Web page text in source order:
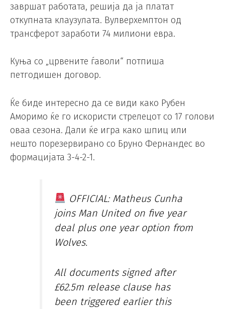
завршат работата, решија да ја платат
откупната клаузулата. Вулверхемптон од
трансферот заработи 74 милиони евра.
Куња со „црвените ѓаволи“ потпиша
петгодишен договор.
Ќе биде интересно да се види како Рубен
Аморимо ќе го искористи стрелецот со 17 голови
оваа сезона. Дали ќе игра како шпиц или
нешто порезервирано со Бруно Фернандес во
формацијата 3-4-2-1.
OFFICIAL: Matheus Cunha
joins Man United on five year
deal plus one year option from
Wolves.
All documents signed after
£62.5m release clause has
been triggered earlier this